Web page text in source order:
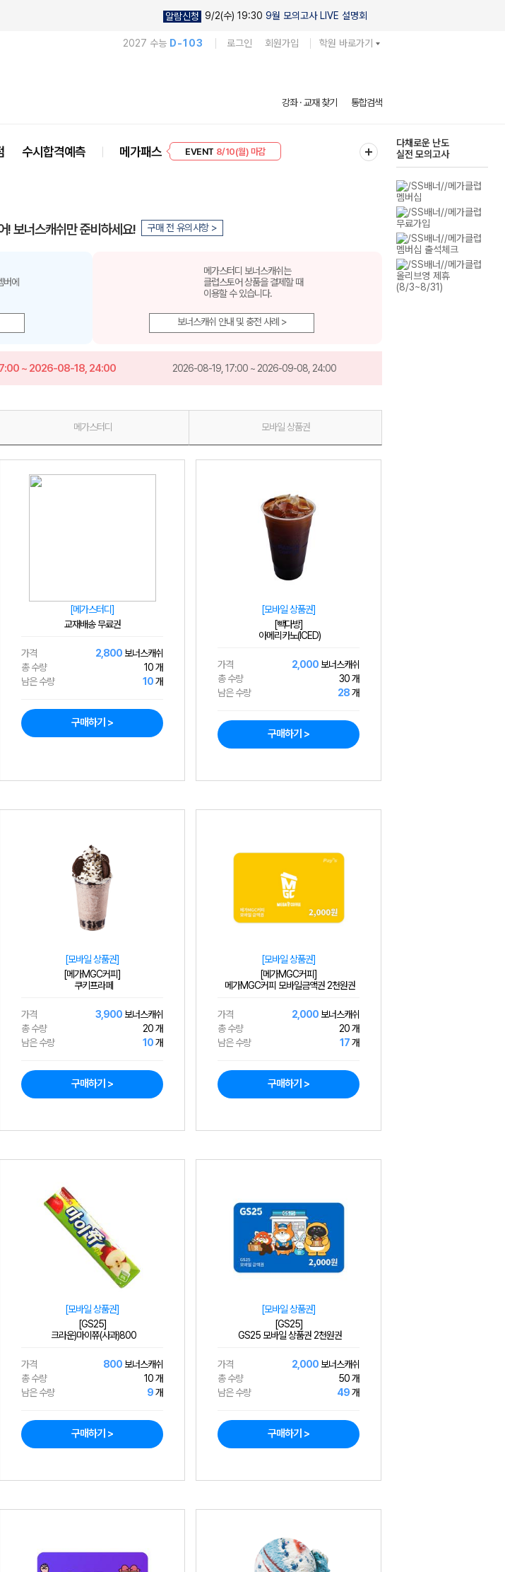
알람신청 9/2(수) 19:30 9월 모의고사 LIVE 설명회
2027 수능 D-103 로그인 회원가입 학원 바로가기
강좌 · 교재 찾기 통합검색
수시합격예측 메가패스
EVENT 8/10(월) 마감
다채로운 난도
실전 모의고사
! 보너스캐쉬만 준비하세요! 구매 전 유의사항 >
에
메가스터디 보너스캐쉬는
클럽스토어 상품을 결제할 때
이용할 수 있습니다.
보너스캐쉬 안내 및 충전 사례 >
~ 2026-08-18, 24:00 2026-08-19, 17:00 ~ 2026-09-08, 24:00
메가스터디 모바일 상품권
[메가스터디]
교재배송 무료권
가격 2,800 보너스캐쉬
총 수량
10 개
남은 수량
10개
구매하기 >
[모바일 상품권]
[빽다방]
아메리카노(ICED)
가격 2,000 보너스캐쉬
총 수량
30 개
남은 수량
28개
구매하기 >
[모바일 상품권]
[메가MGC커피]
쿠키프라페
가격 3,900 보너스캐쉬
총 수량
20 개
남은 수량
10개
구매하기 >
[모바일 상품권]
[메가MGC커피]
메가MGC커피 모바일금액권 2천원권
가격 2,000 보너스캐쉬
총 수량
20 개
남은 수량
17개
구매하기 >
[모바일 상품권]
[GS25]
크라운)마이쮸(사과)800
가격 800 보너스캐쉬
총 수량
10 개
남은 수량
9개
구매하기 >
[모바일 상품권]
[GS25]
GS25 모바일 상품권 2천원권
가격 2,000 보너스캐쉬
총 수량
50 개
남은 수량
49개
구매하기 >